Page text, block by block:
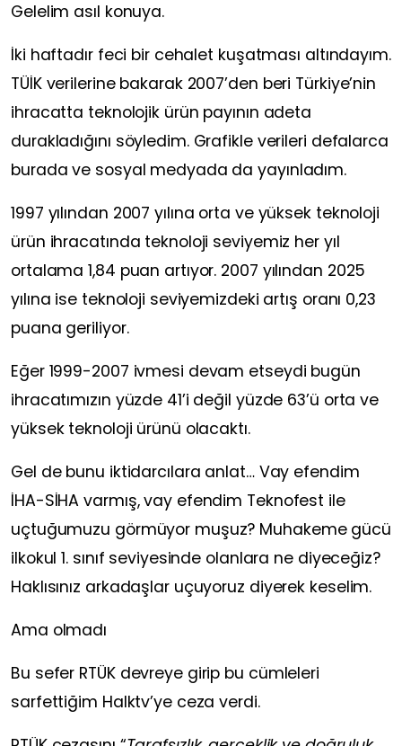
Gelelim asıl konuya.
İki haftadır feci bir cehalet kuşatması altındayım.
TÜİK verilerine bakarak 2007’den beri Türkiye’nin
ihracatta teknolojik ürün payının adeta
durakladığını söyledim. Grafikle verileri defalarca
burada ve sosyal medyada da yayınladım.
1997 yılından 2007 yılına orta ve yüksek teknoloji
ürün ihracatında teknoloji seviyemiz her yıl
ortalama 1,84 puan artıyor. 2007 yılından 2025
yılına ise teknoloji seviyemizdeki artış oranı 0,23
puana geriliyor.
Eğer 1999-2007 ivmesi devam etseydi bugün
ihracatımızın yüzde 41’i değil yüzde 63’ü orta ve
yüksek teknoloji ürünü olacaktı.
Gel de bunu iktidarcılara anlat… Vay efendim
İHA-SİHA varmış, vay efendim Teknofest ile
uçtuğumuzu görmüyor muşuz? Muhakeme gücü
ilkokul 1. sınıf seviyesinde olanlara ne diyeceğiz?
Haklısınız arkadaşlar uçuyoruz diyerek keselim.
Ama olmadı
Bu sefer RTÜK devreye girip bu cümleleri
sarfettiğim Halktv’ye ceza verdi.